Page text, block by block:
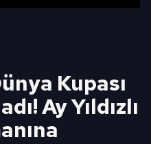
Kupası
Ay Yıldızlı